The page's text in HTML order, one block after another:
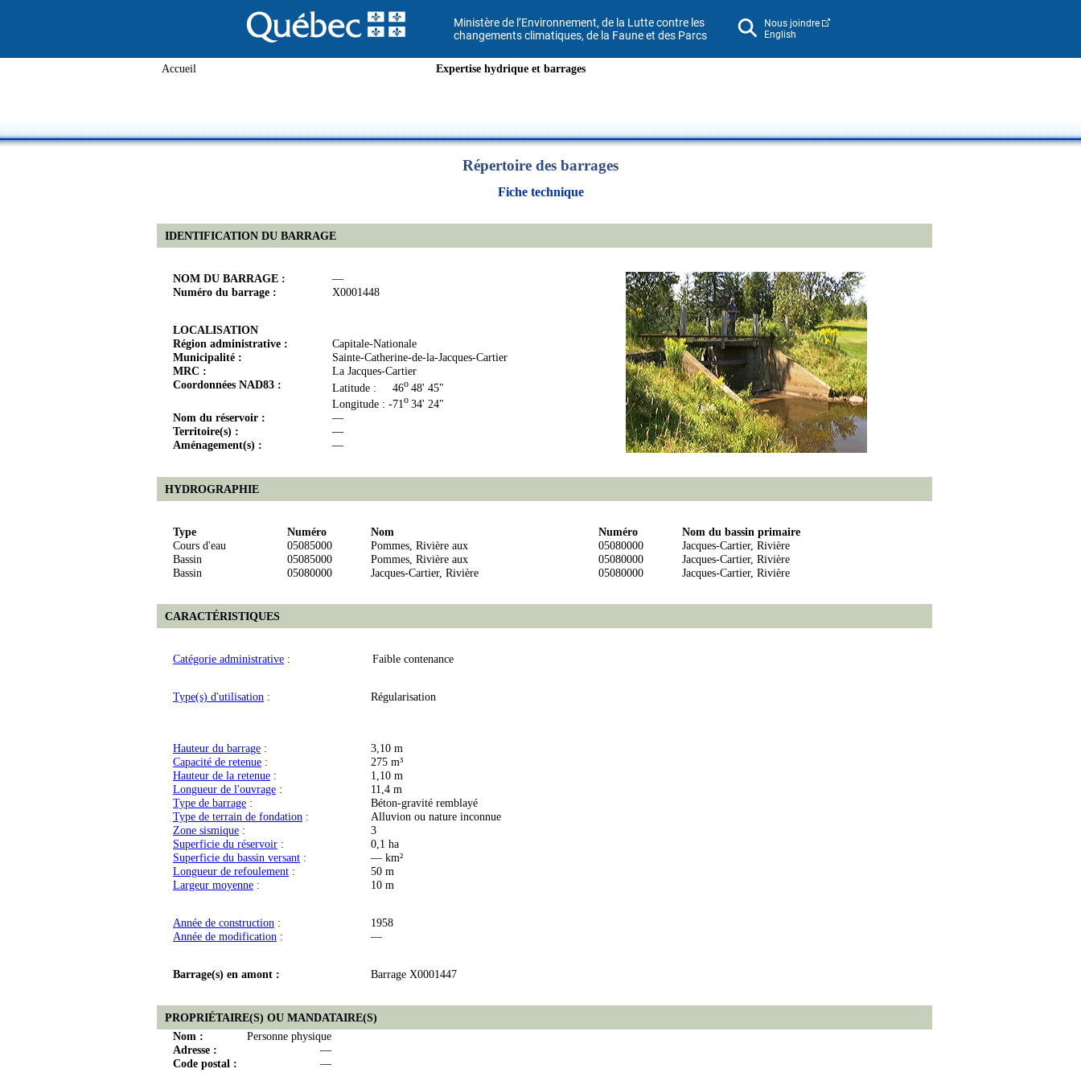
Ministère de l’Environnement, de la Lutte contre les
changements climatiques, de la Faune et des Parcs
Nous joindre
English
Accueil Expertise hydrique et barrages
Répertoire des barrages
Fiche technique
IDENTIFICATION DU BARRAGE
NOM DU BARRAGE :
—
Numéro du barrage :
X0001448
LOCALISATION
Région administrative :
Capitale-Nationale
Municipalité :
Sainte-Catherine-de-la-Jacques-Cartier
MRC :
La Jacques-Cartier
Coordonnées NAD83 :
Latitude : 46o 48' 45"
Longitude : -71o 34' 24"
Nom du réservoir :
—
Territoire(s) :
—
Aménagement(s) :
—
HYDROGRAPHIE
Type Numéro Nom Numéro
Nom du bassin primaire
Cours d'eau
05085000 Pommes, Rivière aux 05080000
Jacques-Cartier, Rivière
Bassin
05085000 Pommes, Rivière aux 05080000
Jacques-Cartier, Rivière
Bassin
05080000 Jacques-Cartier, Rivière 05080000 Jacques-Cartier, Rivière
CARACTÉRISTIQUES
Catégorie administrative : Faible contenance
Type(s) d'utilisation : Régularisation
Hauteur du barrage :
3,10 m
Capacité de retenue :
275 m³
Hauteur de la retenue :
1,10 m
Longueur de l'ouvrage :
11,4 m
Type de barrage :
Béton-gravité remblayé
Type de terrain de fondation :
Alluvion ou nature inconnue
Zone sismique :
3
Superficie du réservoir :
0,1 ha
Superficie du bassin versant :
— km²
Longueur de refoulement :
50 m
Largeur moyenne : 10 m
Année de construction :
1958
Année de modification : —
Barrage(s) en amont : Barrage X0001447
PROPRIÉTAIRE(S) OU MANDATAIRE(S)
Nom :
Personne physique
Adresse :
—
Code postal :
—